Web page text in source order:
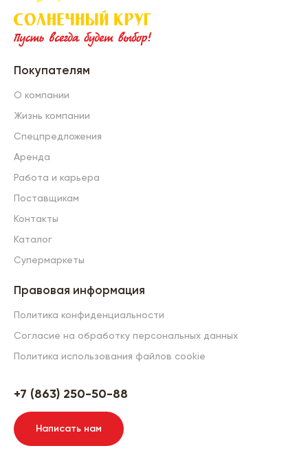
Покупателям
О компании
Жизнь компании
Спецпредложения
Аренда
Работа и карьера
Поставщикам
Контакты
Каталог
Супермаркеты
Правовая информация
Политика конфиденциальности
Согласие на обработку персональных данных
Политика использования файлов cookie
+7 (863) 250-50-88
Написать нам